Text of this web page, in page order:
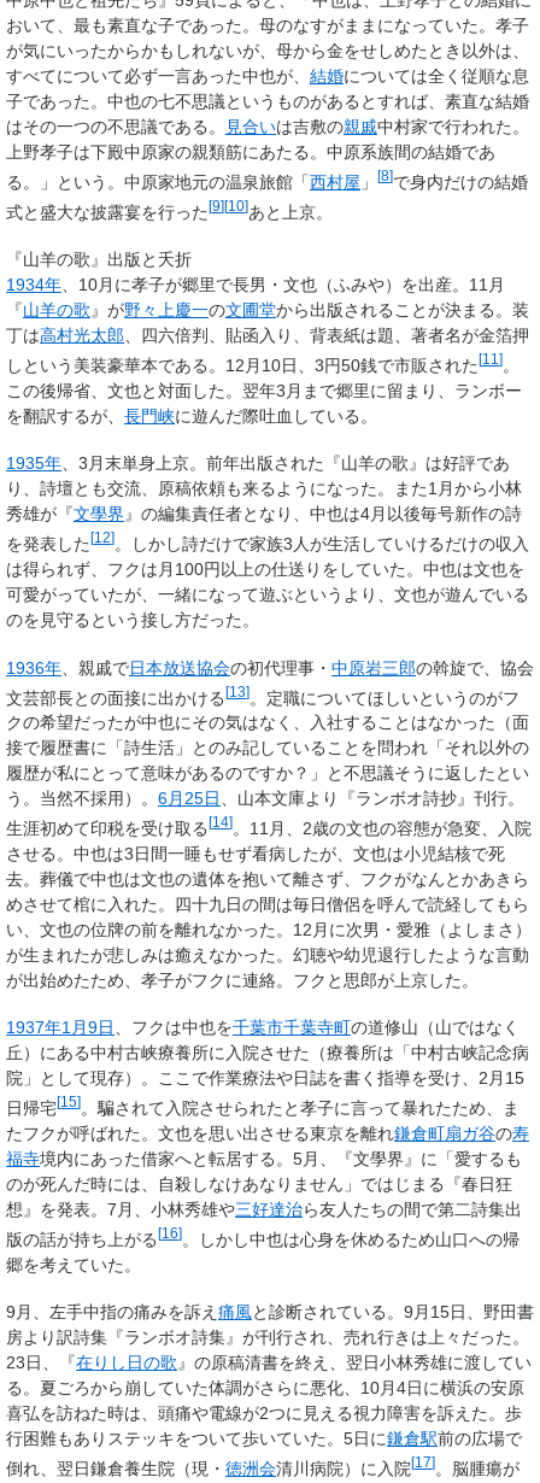
おいて、最も素直な子であった。母のなすがままになっていた。孝子
が気にいったからかもしれないが、母から金をせしめたとき以外は、
すべてについて必ず一言あった中也が、 結婚については全く従順な息
子であった。中也の七不思議というものがあるとすれば、素直な結婚
はその一つの不思議である。
見合いは吉敷の親戚中村家で行われた。
上野孝子は下殿中原家の親類筋にあたる。中原系族間の結婚であ
る。」という。中原家地元の温泉旅館「西村屋 」 [8]で身内だけの結婚
式と盛大な披露宴を行った[9][10]あと上京。
『山羊の歌』出版と夭折
1934年 、10月に孝子が郷里で長男・文也（ふみや）を出産。11月
『山羊の歌 』が野々上慶一の文圃堂から出版されることが決まる。装
丁は高村光太郎 、四六倍判、貼函入り、背表紙は題、著者名が金箔押
しという美装豪華本である。12月10日、3円50銭で市販された[11 ]。
この後帰省、文也と対面した。翌年3月まで郷里に留まり、ランボー
を翻訳するが、 長門峡に遊んだ際吐血している。
1935年、3月末単身上京。前年出版された『山羊の歌』は好評であ
り、詩壇とも交流、原稿依頼も来るようになった。また1月から小林
秀雄が『文學界』の編集責任者となり、中也は4月以後毎号新作の詩
を発表した [12] 。しかし詩だけで家族3人が生活していけるだけの収入
は得られず、フクは月100円以上の仕送りをしていた。中也は文也を
可愛がっていたが、一緒になって遊ぶというより、文也が遊んでいる
のを見守るという接し方だった。
1936年 、親戚で日本放送協会の初代理事・ 中原岩三郎の斡旋で、協会
文芸部長との面接に出かける[13]
。定職についてほしいというのがフ
クの希望だったが中也にその気はなく、入社することはなかった（面
接で履歴書に「詩生活」とのみ記していることを問われ「それ以外の
履歴が私にとって意味があるのですか？」と不思議そうに返したとい
う。当然不採用）。 6月25日
、山本文庫より『ランボオ詩抄』刊行。
生涯初めて印税を受け取る [14] 。11月、2歳の文也の容態が急変、入院
させる。中也は3日間一睡もせず看病したが、文也は小児結核で死
去。葬儀で中也は文也の遺体を抱いて離さず、フクがなんとかあきら
めさせて棺に入れた。四十九日の間は毎日僧侶を呼んで読経してもら
い、文也の位牌の前を離れなかった。12月に次男・愛雅（よしまさ）
が生まれたが悲しみは癒えなかった。幻聴や幼児退行したような言動
が出始めたため、孝子がフクに連絡。フクと思郎が上京した。
1937年1月9日、フクは中也を千葉市千葉寺町の道修山（山ではなく
丘）にある中村古峡療養所に入院させた（療養所は「中村古峡記念病
院」として現存）。ここで作業療法や日誌を書く指導を受け、2月15
日帰宅[15] 。騙されて入院させられたと孝子に言って暴れたため、ま
たフクが呼ばれた。文也を思い出させる東京を離れ鎌倉町扇ガ谷の寿
福寺境内にあった借家へと転居する。5月、『文學界』に「愛するも
のが死んだ時には、自殺しなけあなりません」ではじまる『春日狂
想』を発表。7月、小林秀雄や三好達治ら友人たちの間で第二詩集出
版の話が持ち上がる [16] 。しかし中也は心身を休めるため山口への帰
郷を考えていた。
9月、左手中指の痛みを訴え 痛風と診断されている。9月15日、野田書
房より訳詩集『ランボオ詩集』が刊行され、売れ行きは上々だった。
23日、『在りし日の歌』の原稿清書を終え、翌日小林秀雄に渡してい
る。夏ごろから崩していた体調がさらに悪化、10月4日に横浜の安原
喜弘を訪ねた時は、頭痛や電線が2つに見える視力障害を訴えた。歩
行困難もありステッキをついて歩いていた。5日に鎌倉駅前の広場で
倒れ、翌日鎌倉養生院（現・ 徳洲会清川病院）に入院[17] 。脳腫瘍が